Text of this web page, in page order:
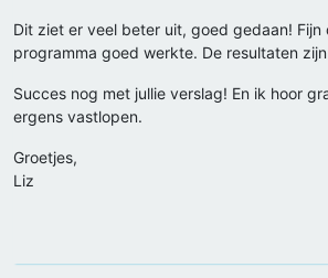
Dit ziet er veel beter uit, goed gedaan!
programma goed werkte. De resultaten
Succes nog met jullie verslag! En ik hoor
ergens vastlopen.
Groetjes,
Liz